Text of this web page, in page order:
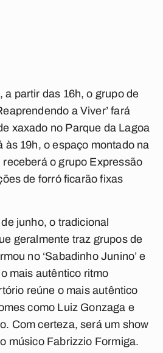
a partir das 16h, o grupo de
a Viver’ fará
xaxado no Parque da Lagoa
às 19h, o espaço montado na
o grupo Expressão
de forró ficarão fixas
junho, o tradicional
geralmente traz grupos de
no ‘Sabadinho Junino’ e
mais autêntico ritmo
reúne o mais autêntico
como Luiz Gonzaga e
Com certeza, será um show
músico Fabrizzio Formiga.